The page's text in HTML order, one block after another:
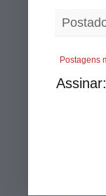
Postagens
Assinar: